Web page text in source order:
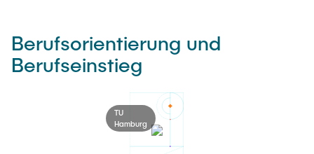
Berufsorientierung und
Berufseinstieg
TU
Hamburg